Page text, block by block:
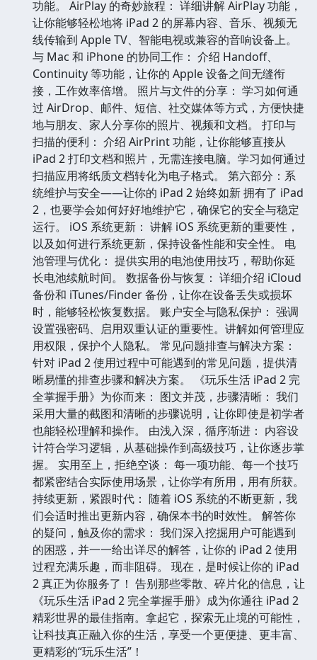
功能。 AirPlay 的奇妙旅程： 详细讲解 AirPlay 功能，
让你能够轻松地将 iPad 2 的屏幕内容、音乐、视频无
线传输到 Apple TV、智能电视或兼容的音响设备上。
与 Mac 和 iPhone 的协同工作： 介绍 Handoff、
Continuity 等功能，让你的 Apple 设备之间无缝衔
接，工作效率倍增。 照片与文件的分享： 学习如何通
过 AirDrop、邮件、短信、社交媒体等方式，方便快捷
地与朋友、家人分享你的照片、视频和文档。 打印与
扫描的便利： 介绍 AirPrint 功能，让你能够直接从
iPad 2 打印文档和照片，无需连接电脑。学习如何通过
扫描应用将纸质文档转化为电子格式。 第六部分：系
统维护与安全——让你的 iPad 2 始终如新 拥有了 iPad
2，也要学会如何好好地维护它，确保它的安全与稳定
运行。 iOS 系统更新： 讲解 iOS 系统更新的重要性，
以及如何进行系统更新，保持设备性能和安全性。 电
池管理与优化： 提供实用的电池使用技巧，帮助你延
长电池续航时间。 数据备份与恢复： 详细介绍 iCloud
备份和 iTunes/Finder 备份，让你在设备丢失或损坏
时，能够轻松恢复数据。 账户安全与隐私保护： 强调
设置强密码、启用双重认证的重要性。讲解如何管理应
用权限，保护个人隐私。 常见问题排查与解决方案：
针对 iPad 2 使用过程中可能遇到的常见问题，提供清
晰易懂的排查步骤和解决方案。 《玩乐生活 iPad 2 完
全掌握手册》为你而来： 图文并茂，步骤清晰： 我们
采用大量的截图和清晰的步骤说明，让你即使是初学者
也能轻松理解和操作。 由浅入深，循序渐进： 内容设
计符合学习逻辑，从基础操作到高级技巧，让你逐步掌
握。 实用至上，拒绝空谈： 每一项功能、每一个技巧
都紧密结合实际使用场景，让你学有所用，用有所获。
持续更新，紧跟时代： 随着 iOS 系统的不断更新，我
们会适时推出更新内容，确保本书的时效性。 解答你
的疑问，触及你的需求： 我们深入挖掘用户可能遇到
的困惑，并一一给出详尽的解答，让你的 iPad 2 使用
过程充满乐趣，而非阻碍。 现在，是时候让你的 iPad
2 真正为你服务了！ 告别那些零散、碎片化的信息，让
《玩乐生活 iPad 2 完全掌握手册》成为你通往 iPad 2
精彩世界的最佳指南。拿起它，探索无止境的可能性，
让科技真正融入你的生活，享受一个更便捷、更丰富、
更精彩的“玩乐生活”！